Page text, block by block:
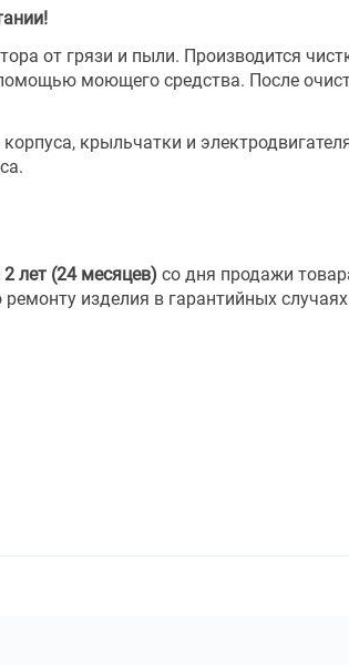
от грязи и пыли. Производится
моющего средства. После
крыльчатки и
2 лет (24 месяцев) со дня продажи
ремонту изделия в гарантийных